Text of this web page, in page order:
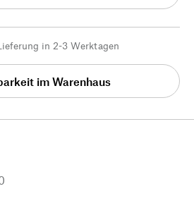
in 2-3 Werktagen
im Warenhaus